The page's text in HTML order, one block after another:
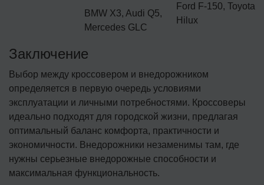
BMW X3, Audi Q5,
Mercedes GLC
Ford F-150, Toyota
Hilux
Заключение
Выбор между кроссовером и внедорожником
определяется в первую очередь условиями
эксплуатации и личными потребностями. Кроссоверы
идеально подходят для городской жизни, предлагая
оптимальный баланс комфорта, практичности и
экономичности. Внедорожники незаменимы там, где
нужны серьезные внедорожные способности и
максимальная функциональность.